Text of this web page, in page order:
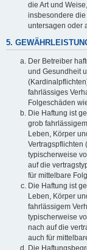
die Art und
insbesondere die
untersagen oder
5.
Der Betreiber
und Gesundheit
fahrlässiges
Folgeschäden
Die Haftung ist
grob
Leben, Körper
Vertragspflichten
typischerweise
auf die
für mittelbare
Die Haftung ist
Leben, Körper
fahrlässigem
typischerweise
nach auf die
auch für
Die